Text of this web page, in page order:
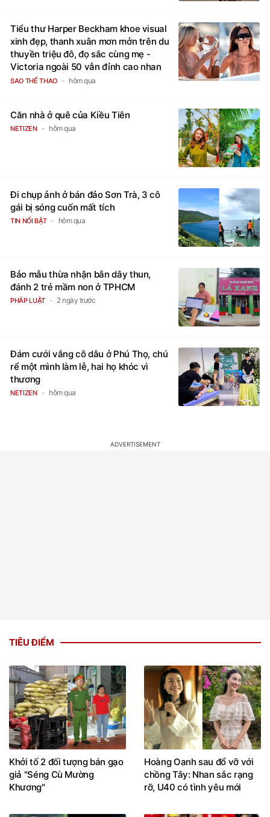
Tiểu thư Harper Beckham khoe visual
xinh đẹp, thanh xuân mơn mởn trên du
thuyền triệu đô, đọ sắc cùng mẹ -
Victoria ngoài 50 vẫn đỉnh cao nhan
sắc
SAO THỂ THAO hôm qua
Căn nhà ở quê của Kiều Tiên
NETIZEN hôm qua
Đi chụp ảnh ở bán đảo Sơn Trà, 3 cô
gái bị sóng cuốn mất tích
TIN NỔI BẬT hôm qua
Bảo mẫu thừa nhận bắn dây thun,
đánh 2 trẻ mầm non ở TPHCM
PHÁP LUẬT 2 ngày trước
Đám cưới vắng cô dâu ở Phú Thọ, chú
rể một mình làm lễ, hai họ khóc vì
thương
NETIZEN hôm qua
TIÊU ĐIỂM
Khởi tố 2 đối tượng bán gạo
giả "Séng Cù Mường
Khương"
Hoàng Oanh sau đổ vỡ với
chồng Tây: Nhan sắc rạng
rỡ, U40 có tình yêu mới